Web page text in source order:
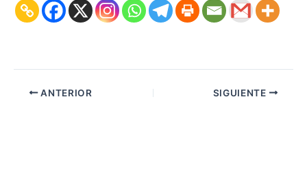
ANTERIOR SIGUIENTE